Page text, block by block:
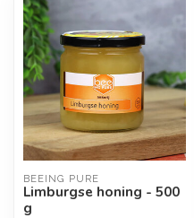
BEEING PURE
Limburgse honing - 500
g